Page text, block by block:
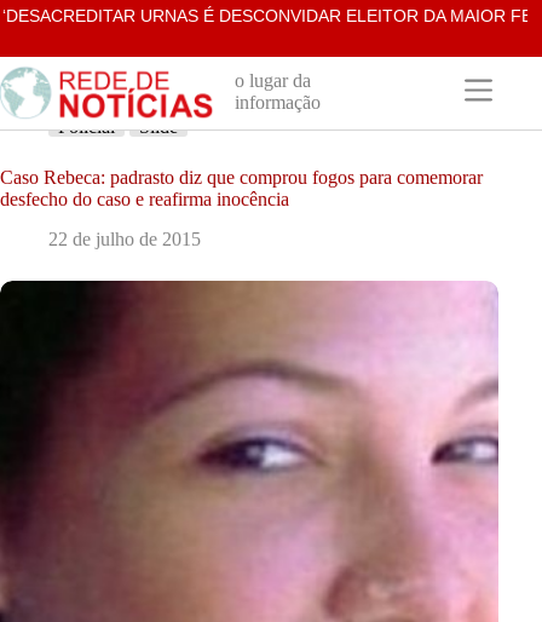
Pular
o
conteúdo
URNAS É DESCONVIDAR ELEITOR DA MAIOR FESTA DA
o lugar da
informação
Policial
Slide
Caso Rebeca: padrasto diz que comprou fogos para comemorar
desfecho do caso e reafirma inocência
22 de julho de 2015